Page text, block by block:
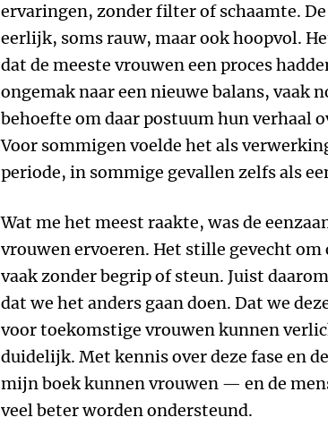
ervaringen, zonder filter of schaamte.
eerlijk, soms rauw, maar ook hoopvol.
dat de meeste vrouwen een proces
ongemak naar een nieuwe balans, vaak
behoefte om daar postuum hun verhaal
Voor sommigen voelde het als
periode, in sommige gevallen zelfs als
Wat me het meest raakte, was de
vrouwen ervoeren. Het stille gevecht
vaak zonder begrip of steun. Juist
dat we het anders gaan doen. Dat we
voor toekomstige vrouwen kunnen
duidelijk. Met kennis over deze fase en
mijn boek kunnen vrouwen — en de
veel beter worden ondersteund.